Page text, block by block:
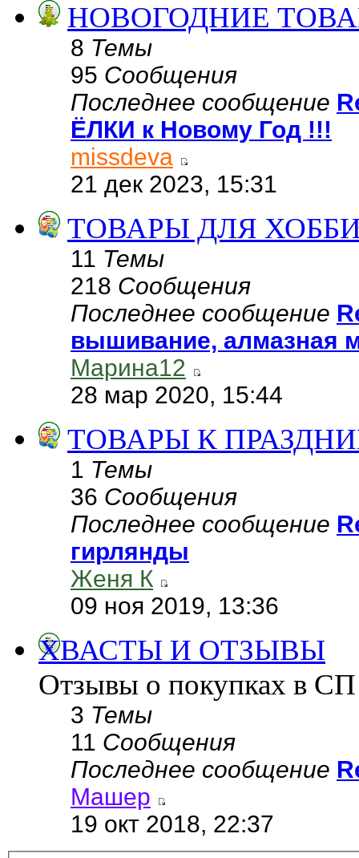
НОВОГОДНИЕ
8 Темы
95 Сообщения
Последнее сообщение
ЁЛКИ к Новому Год !!!
missdeva
21 дек 2023, 15:31
ТОВАРЫ ДЛЯ
11 Темы
218 Сообщения
Последнее сообщение
вышивание, алмазная
Марина12
28 мар 2020, 15:44
ТОВАРЫ К
1 Темы
36 Сообщения
Последнее сообщение
гирлянды
Женя К
09 ноя 2019, 13:36
ХВАСТЫ И ОТЗЫВЫ
Отзывы о покупках в СП
3 Темы
11 Сообщения
Последнее сообщение
Машер
19 окт 2018, 22:37